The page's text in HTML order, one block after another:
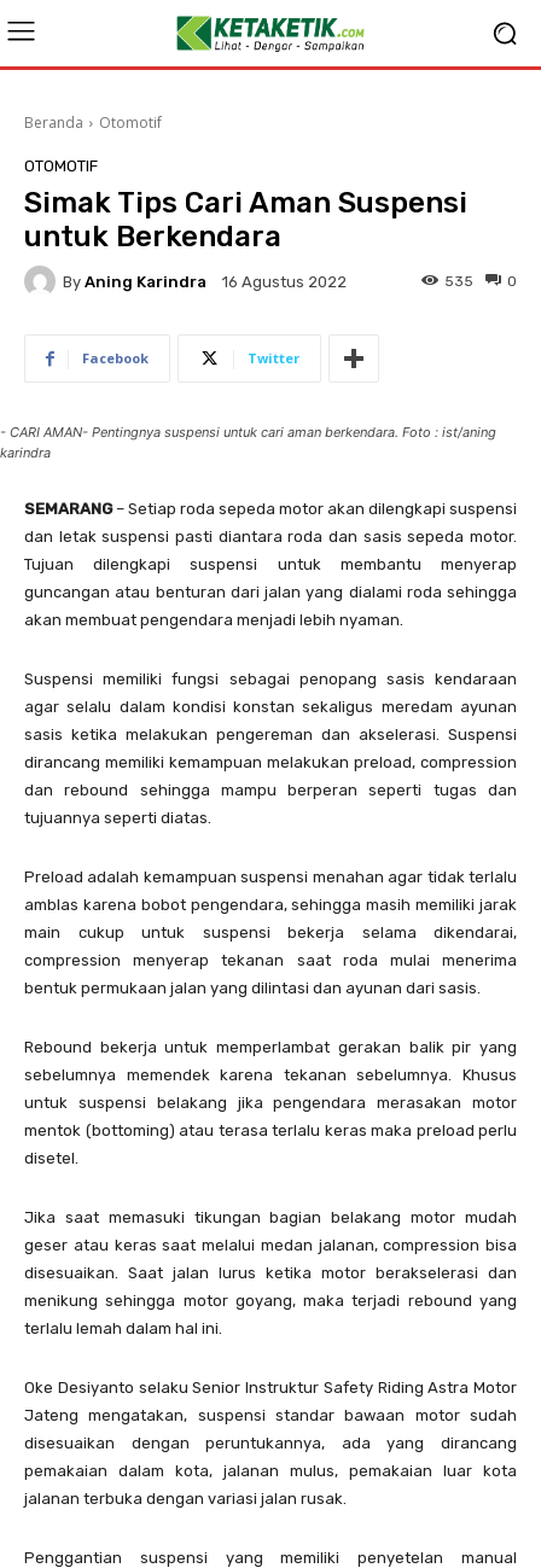
Beranda Otomotif
OTOMOTIF
Simak Tips Cari Aman Suspensi
untuk Berkendara
By Aning Karindra 16 Agustus 2022 0
535
Facebook Twitter
- CARI AMAN- Pentingnya suspensi untuk cari aman berkendara. Foto : ist/aning
karindra
SEMARANG– Setiap roda sepeda motor akan dilengkapi suspensi
dan letak suspensi pasti diantara roda dan sasis sepeda motor.
Tujuan dilengkapi suspensi untuk membantu menyerap
guncangan atau benturan dari jalan yang dialami roda sehingga
akan membuat pengendara menjadi lebih nyaman.
Suspensi memiliki fungsi sebagai penopang sasis kendaraan
agar selalu dalam kondisi konstan sekaligus meredam ayunan
sasis ketika melakukan pengereman dan akselerasi. Suspensi
dirancang memiliki kemampuan melakukan preload, compression
dan rebound sehingga mampu berperan seperti tugas dan
tujuannya seperti diatas.
Preload adalah kemampuan suspensi menahan agar tidak terlalu
amblas karena bobot pengendara, sehingga masih memiliki jarak
main cukup untuk suspensi bekerja selama dikendarai,
compression menyerap tekanan saat roda mulai menerima
bentuk permukaan jalan yang dilintasi dan ayunan dari sasis.
Rebound bekerja untuk memperlambat gerakan balik pir yang
sebelumnya memendek karena tekanan sebelumnya. Khusus
untuk suspensi belakang jika pengendara merasakan motor
mentok (bottoming) atau terasa terlalu keras maka preload perlu
disetel.
Jika saat memasuki tikungan bagian belakang motor mudah
geser atau keras saat melalui medan jalanan, compression bisa
disesuaikan. Saat jalan lurus ketika motor berakselerasi dan
menikung sehingga motor goyang, maka terjadi rebound yang
terlalu lemah dalam hal ini.
Oke Desiyanto selaku Senior Instruktur Safety Riding Astra Motor
Jateng mengatakan, suspensi standar bawaan motor sudah
disesuaikan dengan peruntukannya, ada yang dirancang
pemakaian dalam kota, jalanan mulus, pemakaian luar kota
jalanan terbuka dengan variasi jalan rusak.
Penggantian suspensi yang memiliki penyetelan manual